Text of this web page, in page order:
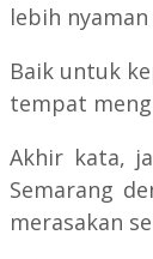
lebih
Baik untuk
tempat
Akhir kata,
Semarang
merasakan